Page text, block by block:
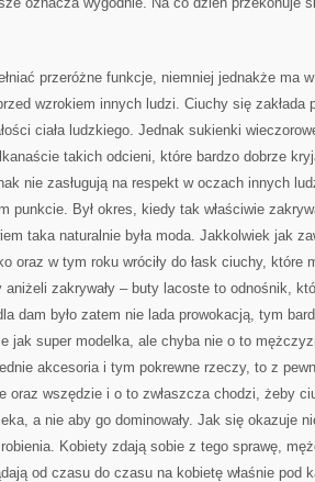
przeróżne funkcje, niemniej jednakże ma
wzrokiem innych ludzi. Ciuchy się
ciała ludzkiego. Jednak sukienki
takich odcieni, które bardzo dobrze
nie zasługują na respekt w oczach innych
punkcie. Był okres, kiedy tak właściwie
taka naturalnie była moda. Jakkolwiek jak
oraz w tym roku wróciły do łask ciuchy, które
aniżeli zakrywały – buty lacoste to odnośnik,
dam było zatem nie lada prowokacją, tym
jak super modelka, ale chyba nie o to
akcesoria i tym pokrewne rzeczy, to z
oraz wszędzie i o to zwłaszcza chodzi, żeby
a nie aby go dominowały. Jak się okazuje
Kobiety zdają sobie z tego sprawę,
od czasu do czasu na kobietę właśnie pod